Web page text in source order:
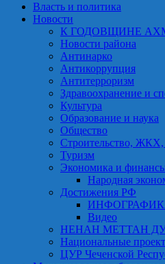
Власть и политика
Новости
К ГОДОВЩИНЕ
Новости района
Антинарко
Антикоррупция
Антитерроризм
Здравоохранение и
Культура
Образование и наука
Общество
Строительство, ЖКХ,
Туризм
Экономика и
Народная
Достижения РФ
Видео
НЕНАН МЕТТАН
Национальные
ЦУР Чеченской